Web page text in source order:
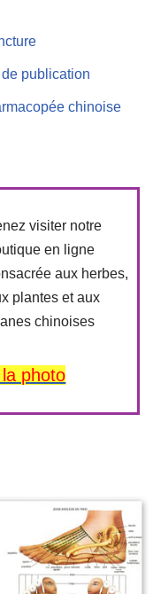
publication
chinoise
visiter notre
en ligne
aux herbes,
plantes et aux
chinoises
photo